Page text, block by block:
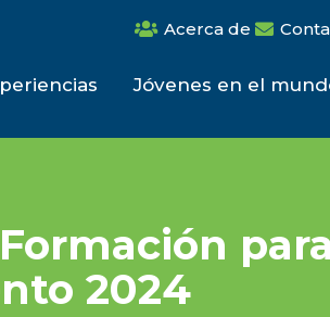
Acerca de
Jóvenes en el
2024